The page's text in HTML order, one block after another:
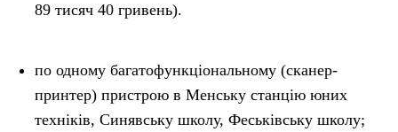
89 тисяч 40 гривень).
по одному багатофункціональному (сканер-
принтер) пристрою в Менську станцію юних
техніків, Синявську школу, Феськівську школу;